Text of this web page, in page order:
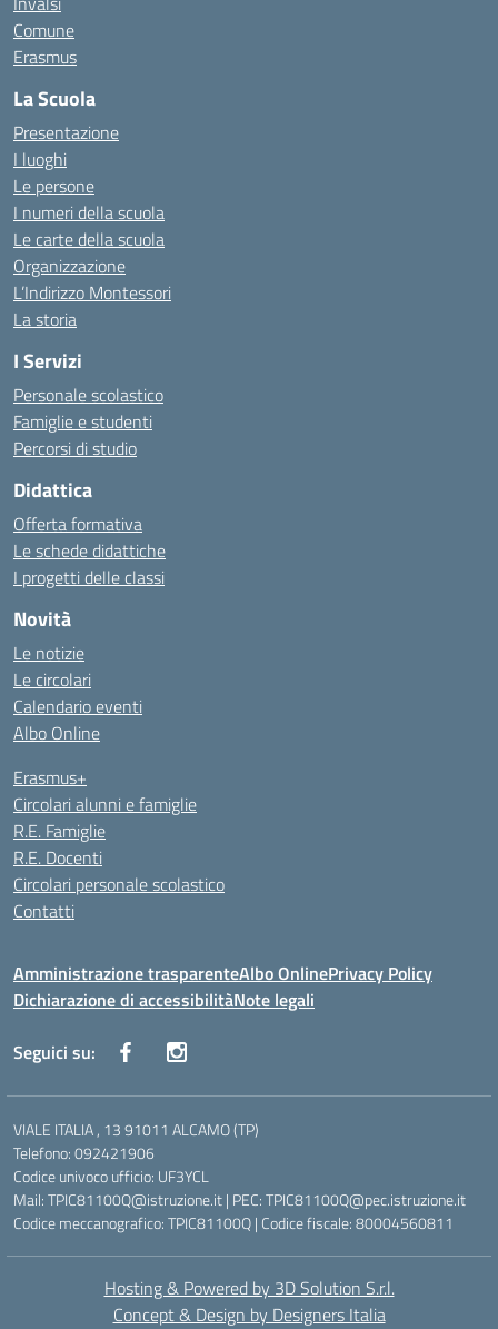
Comune
Erasmus
La Scuola
Presentazione
I luoghi
Le persone
I numeri della scuola
Le carte della scuola
Organizzazione
L’Indirizzo Montessori
La storia
I Servizi
Personale scolastico
Famiglie e studenti
Percorsi di studio
Didattica
Offerta formativa
Le schede didattiche
I progetti delle classi
Novità
Le notizie
Le circolari
Calendario eventi
Albo Online
Erasmus+
Circolari alunni e famiglie
R.E. Famiglie
R.E. Docenti
Circolari personale scolastico
Contatti
Amministrazione trasparenteAlbo OnlinePrivacy Policy
Dichiarazione di accessibilitàNote legali
Seguici su:
VIALE ITALIA , 13 91011 ALCAMO (TP)
Telefono: 092421906
Codice univoco ufficio: UF3YCL
Mail: TPIC81100Q@istruzione.it | PEC: TPIC81100Q@pec.istruzione.it
Codice meccanografico: TPIC81100Q | Codice fiscale: 80004560811
Hosting & Powered by 3D Solution S.r.l.
Concept & Design by Designers Italia